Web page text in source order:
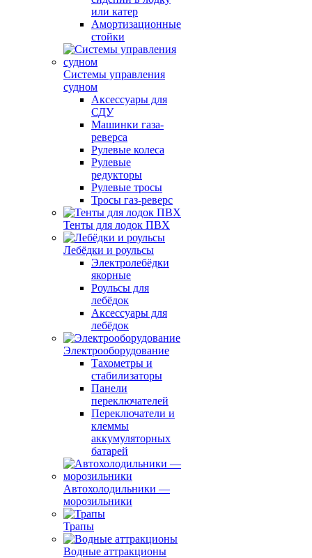
или катер
Амортизационные
стойки
Системы управления
судном
Аксессуары для
СДУ
Машинки газа-
реверса
Рулевые колеса
Рулевые
редукторы
Рулевые тросы
Тросы газ-реверс
Тенты для лодок ПВХ
Лебёдки и роульсы
Электролебёдки
якорные
Роульсы для
лебёдок
Аксессуары для
лебёдок
Электрооборудование
Тахометры и
стабилизаторы
Панели
переключателей
Переключатели и
клеммы
аккумуляторных
батарей
Автохолодильники —
морозильники
Трапы
Водные аттракционы